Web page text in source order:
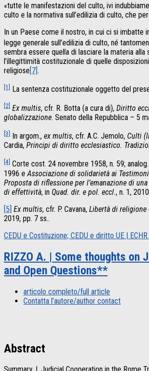
«tutte le manifestazioni del culto, ivi
culto e la normativa sull’edilizia di culto, che
In un Paese come il nostro, in cui ci si imbatte
legge generale sull’edilizia di culto, né
sembra essere quella di lasciare la materia alla
l’illegittimità costituzionale di quelle
religiose [7] .
[1] La sentenza costituzionale oggetto del
[2] Ex multis, cfr. R. Botta (a cura di), Diritto
globalizzazione. Senato della Repubblica – 5
[3] In argom., ex multis, cfr. A.C. Jemolo, Culti
Cardia, Principi di diritto ecclesiastico.
[4] Corte cost. 24 novembre 1958, n. 59;
1996 e Associazione di solidarietà ai
Proposta di riflessione per l’emanazione di
di effettività, in Quad. dir. e pol. eccl., n. 1,
[5] Ex multis, cfr. P. Cavana, Libertà di
2019, pp. 7 ss..
CEDU e Costituzione; CEDU e diritto UE |
RIZZO A. | Some thoughts on
and Open Questions**
articolo completo/full article
Contatta l’autore/author contact
Abstract